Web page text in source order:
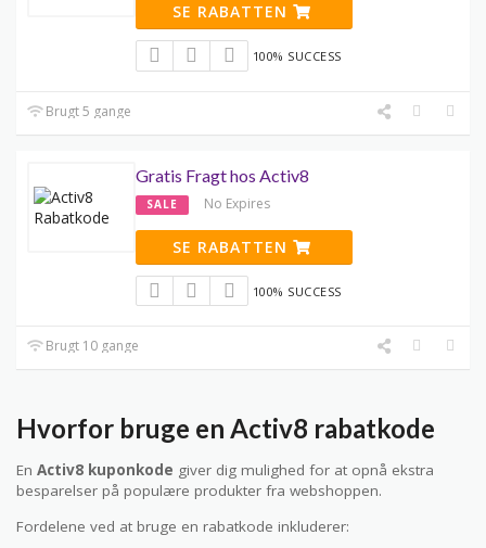
SE RABATTEN
100% SUCCESS
Brugt 5 gange
Gratis Fragt hos Activ8
SALE No Expires
SE RABATTEN
100% SUCCESS
Brugt 10 gange
Hvorfor bruge en Activ8 rabatkode
En Activ8 kuponkode giver dig mulighed for at opnå ekstra
besparelser på populære produkter fra webshoppen.
Fordelene ved at bruge en rabatkode inkluderer: